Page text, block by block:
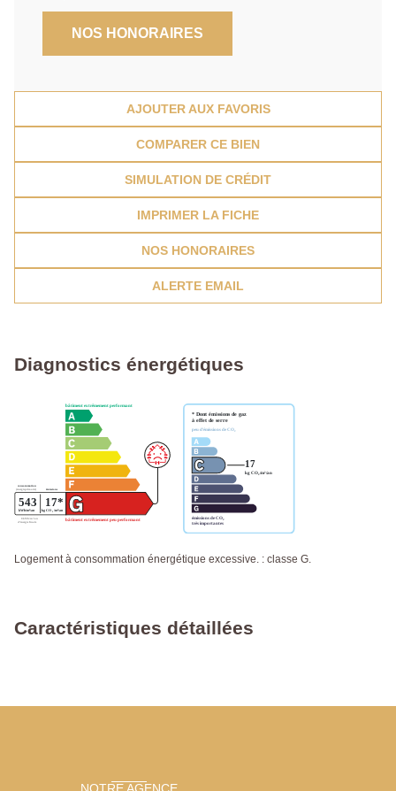
NOS HONORAIRES
AJOUTER AUX FAVORIS
COMPARER CE BIEN
SIMULATION DE CRÉDIT
IMPRIMER LA FICHE
NOS HONORAIRES
ALERTE EMAIL
Diagnostics énergétiques
Logement à consommation énergétique excessive. : classe G.
Caractéristiques détaillées